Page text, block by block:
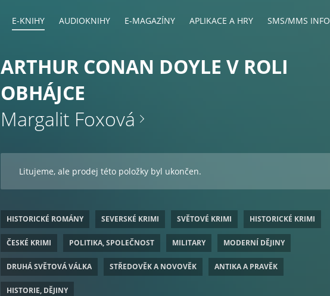
E-KNIHY AUDIOKNIHY E-MAGAZÍNY APLIKACE A HRY SMS/MMS INFO
ARTHUR CONAN DOYLE V ROLI
OBHÁJCE
Margalit Foxová
Litujeme, ale prodej této položky byl ukončen.
HISTORICKÉ ROMÁNY SEVERSKÉ KRIMI SVĚTOVÉ KRIMI HISTORICKÉ KRIMI
ČESKÉ KRIMI POLITIKA, SPOLEČNOST MILITARY MODERNÍ DĚJINY
DRUHÁ SVĚTOVÁ VÁLKA STŘEDOVĚK A NOVOVĚK ANTIKA A PRAVĚK
HISTORIE, DĚJINY